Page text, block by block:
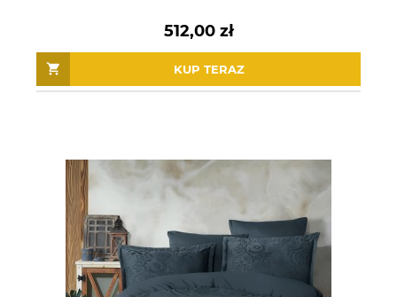
512,00 zł
KUP TERAZ